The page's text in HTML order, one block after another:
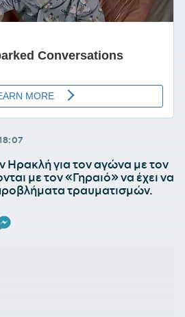
Ηρακλή για τον αγώνα με τον
με τον «Γηραιό» να έχει να
τραυματισμών.